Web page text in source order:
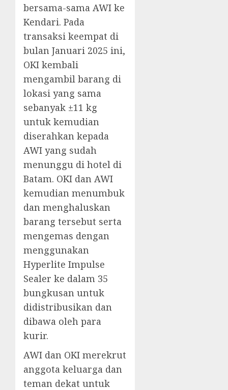
bersama-sama AWI ke
Kendari. Pada
transaksi keempat di
bulan Januari 2025 ini,
OKI kembali
mengambil barang di
lokasi yang sama
sebanyak ±11 kg
untuk kemudian
diserahkan kepada
AWI yang sudah
menunggu di hotel di
Batam. OKI dan AWI
kemudian menumbuk
dan menghaluskan
barang tersebut serta
mengemas dengan
menggunakan
Hyperlite Impulse
Sealer ke dalam 35
bungkusan untuk
didistribusikan dan
dibawa oleh para
kurir.
AWI dan OKI merekrut
anggota keluarga dan
teman dekat untuk